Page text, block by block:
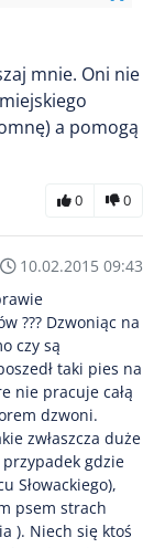
mnie. Oni nie
a pomogą
0 0
10.02.2015 09:43
??? Dzwoniąc na
czy są
taki pies na
nie pracuje całą
dzwoni.
zwłaszcza duże
gdzie
Słowackiego),
psem strach
). Niech się ktoś